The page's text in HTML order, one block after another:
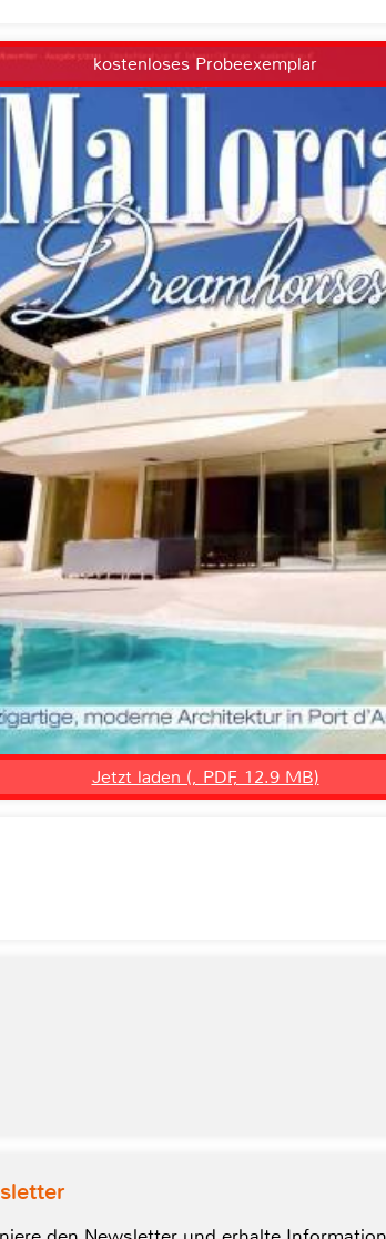
kostenloses Probeexemplar
Jetzt laden (, PDF, 12.9 MB)